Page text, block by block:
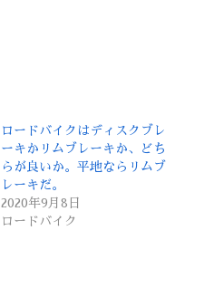
ロードバイクはディスクブレ
ーキかリムブレーキか、どち
らが良いか。平地ならリムブ
レーキだ。
2020年9月8日
ロードバイク